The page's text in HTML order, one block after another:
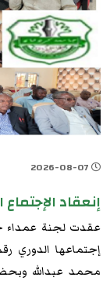
إنعقاد
عقدت لجنة عمداء
محمد عبدالله